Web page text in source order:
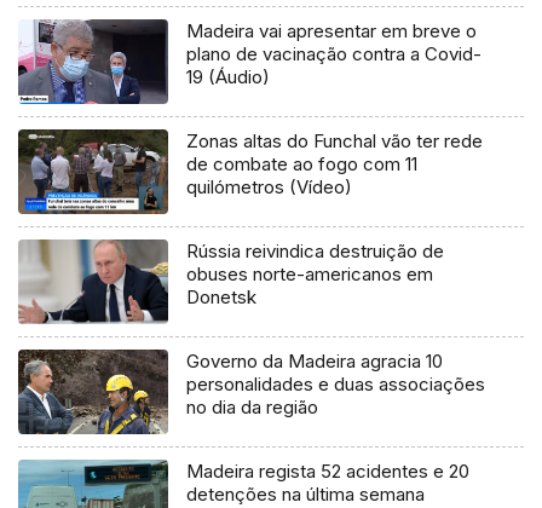
Madeira vai apresentar em breve o
plano de vacinação contra a Covid-
19 (Áudio)
Zonas altas do Funchal vão ter rede
de combate ao fogo com 11
quilómetros (Vídeo)
Rússia reivindica destruição de
obuses norte-americanos em
Donetsk
Governo da Madeira agracia 10
personalidades e duas associações
no dia da região
Madeira regista 52 acidentes e 20
detenções na última semana